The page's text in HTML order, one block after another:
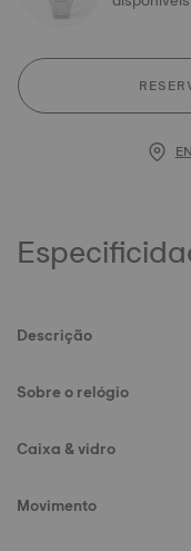
Descrição
Sobre o relógio
Caixa & vidro
Movimento